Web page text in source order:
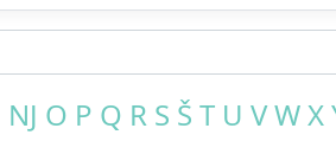
NJ O P Q R S Š T U VWX